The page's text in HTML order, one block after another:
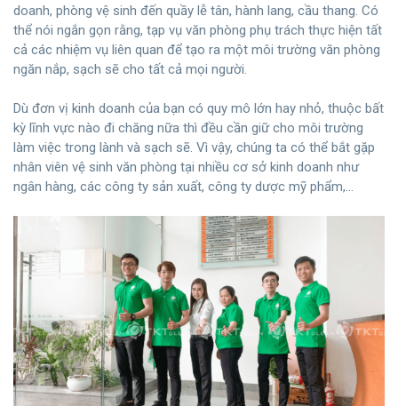
doanh, phòng vệ sinh đến quầy lễ tân, hành lang, cầu thang. Có
thể nói ngắn gọn rằng, tạp vụ văn phòng phụ trách thực hiện tất
cả các nhiệm vụ liên quan để tạo ra một môi trường văn phòng
ngăn nắp, sạch sẽ cho tất cả mọi người.
Dù đơn vị kinh doanh của bạn có quy mô lớn hay nhỏ, thuộc bất
kỳ lĩnh vực nào đi chăng nữa thì đều cần giữ cho môi trường
làm việc trong lành và sạch sẽ. Vì vậy, chúng ta có thể bắt gặp
nhân viên vệ sinh văn phòng tại nhiều cơ sở kinh doanh như
ngân hàng, các công ty sản xuất, công ty dược mỹ phẩm,…